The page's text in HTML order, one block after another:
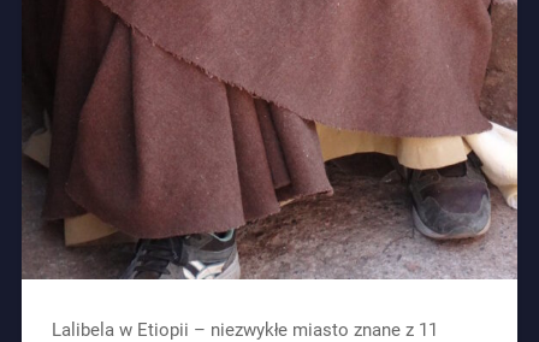
Lalibela w Etiopii – niezwykłe miasto znane z 11